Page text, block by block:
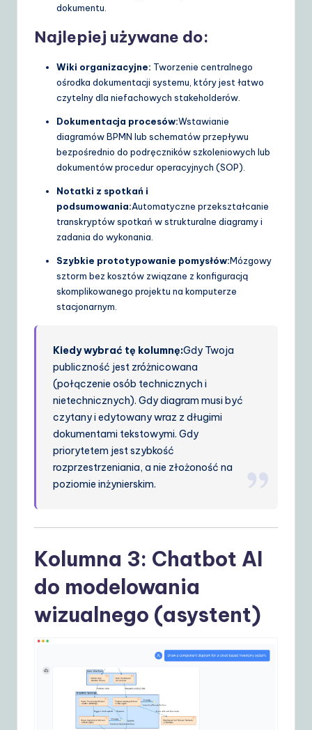
dokumentu.
Najlepiej używane do:
Wiki organizacyjne: Tworzenie centralnego
ośrodka dokumentacji systemu, który jest łatwo
czytelny dla niefachowych stakeholderów.
Dokumentacja procesów:Wstawianie
diagramów BPMN lub schematów przepływu
bezpośrednio do podręczników szkoleniowych lub
dokumentów procedur operacyjnych (SOP).
Notatki z spotkań i
podsumowania:Automatyczne przekształcanie
transkryptów spotkań w strukturalne diagramy i
zadania do wykonania.
Szybkie prototypowanie pomysłów:Mózgowy
sztorm bez kosztów związane z konfiguracją
skomplikowanego projektu na komputerze
stacjonarnym.
Kiedy wybrać tę kolumnę:Gdy Twoja
publiczność jest zróżnicowana
(połączenie osób technicznych i
nietechnicznych). Gdy diagram musi być
czytany i edytowany wraz z długimi
dokumentami tekstowymi. Gdy
priorytetem jest szybkość
rozprzestrzeniania, a nie złożoność na
poziomie inżynierskim.
Kolumna 3: Chatbot AI
do modelowania
wizualnego (asystent)